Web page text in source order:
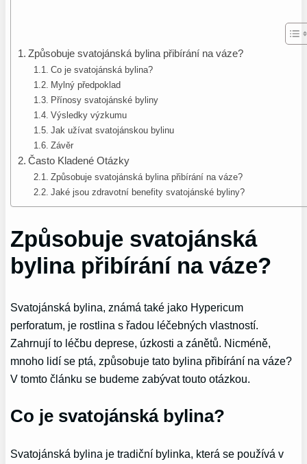
Způsobuje svatojánská bylina přibírání na váze?
Co je svatojánská bylina?
Mylný předpoklad
Přínosy svatojánské byliny
Výsledky výzkumu
Jak užívat svatojánskou bylinu
Závěr
Často Kladené Otázky
Způsobuje svatojánská bylina přibírání na váze?
Jaké jsou zdravotní benefity svatojánské byliny?
Způsobuje svatojánská
bylina přibírání na váze?
Svatojánská bylina, známá také jako Hypericum
perforatum, je rostlina s řadou léčebných vlastností.
Zahrnují to léčbu deprese, úzkosti a zánětů. Nicméně,
mnoho lidí se ptá, způsobuje tato bylina přibírání na váze?
V tomto článku se budeme zabývat touto otázkou.
Co je svatojánská bylina?
Svatojánská bylina je tradiční bylinka, která se používá v